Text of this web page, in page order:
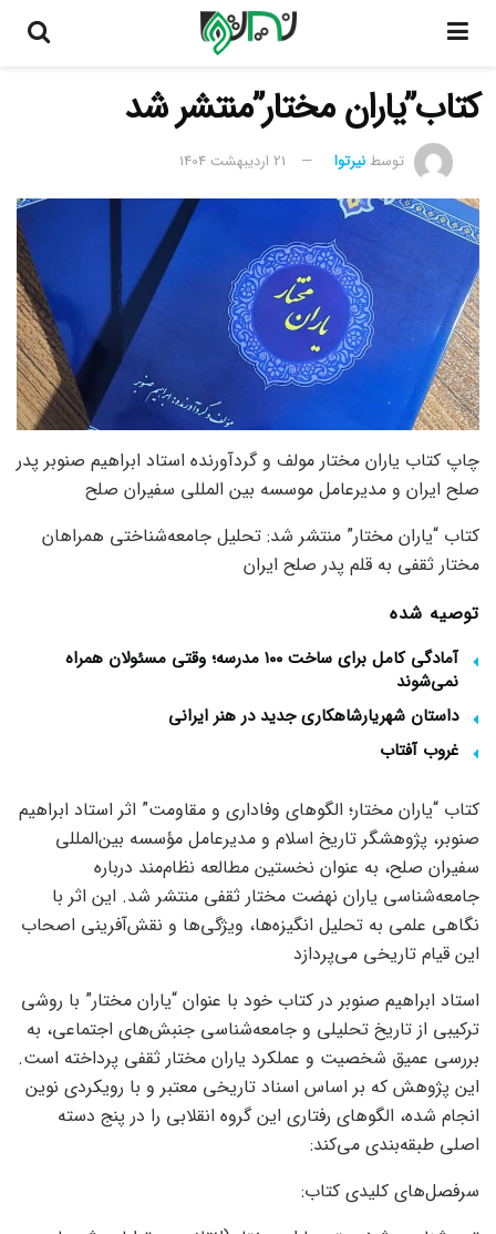
کتاب”یاران مختار”منتشر شد
توسطنیرتوا 21 اردیبهشت 1404
چاپ کتاب یاران مختار مولف و گردآورنده استاد ابراهیم صنوبر پدر
صلح ایران و مدیرعامل موسسه بین المللی سفیران صلح
کتاب “یاران مختار” منتشر شد: تحلیل جامعه‌شناختی همراهان
مختار ثقفی به قلم پدر صلح ایران
توصیه شده
آمادگی کامل برای ساخت ۱۰۰ مدرسه؛ وقتی مسئولان همراه
نمی‌شوند
داستان شهریارشاهکاری جدید در هنر ایرانی
غروب آفتاب
کتاب “یاران مختار؛ الگوهای وفاداری و مقاومت” اثر استاد ابراهیم
صنوبر، پژوهشگر تاریخ اسلام و مدیرعامل مؤسسه بین‌المللی
سفیران صلح، به عنوان نخستین مطالعه نظام‌مند درباره
جامعه‌شناسی یاران نهضت مختار ثقفی منتشر شد. این اثر با
نگاهی علمی به تحلیل انگیزه‌ها، ویژگی‌ها و نقش‌آفرینی اصحاب
این قیام تاریخی می‌پردازد
استاد ابراهیم صنوبر در کتاب خود با عنوان “یاران مختار” با روشی
ترکیبی از تاریخ تحلیلی و جامعه‌شناسی جنبش‌های اجتماعی، به
بررسی عمیق شخصیت و عملکرد یاران مختار ثقفی پرداخته است.
این پژوهش که بر اساس اسناد تاریخی معتبر و با رویکردی نوین
انجام شده، الگوهای رفتاری این گروه انقلابی را در پنج دسته
اصلی طبقه‌بندی می‌کند:
سرفصل‌های کلیدی کتاب: